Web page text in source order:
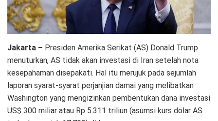
Jakarta – Presiden Amerika Serikat (AS) Donald Trump
menuturkan, AS tidak akan investasi di Iran setelah nota
kesepahaman disepakati. Hal itu merujuk pada sejumlah
laporan syarat-syarat perjanjian damai yang melibatkan
Washington yang mengizinkan pembentukan dana investasi
US$ 300 miliar atau Rp 5.311 triliun (asumsi kurs dolar AS